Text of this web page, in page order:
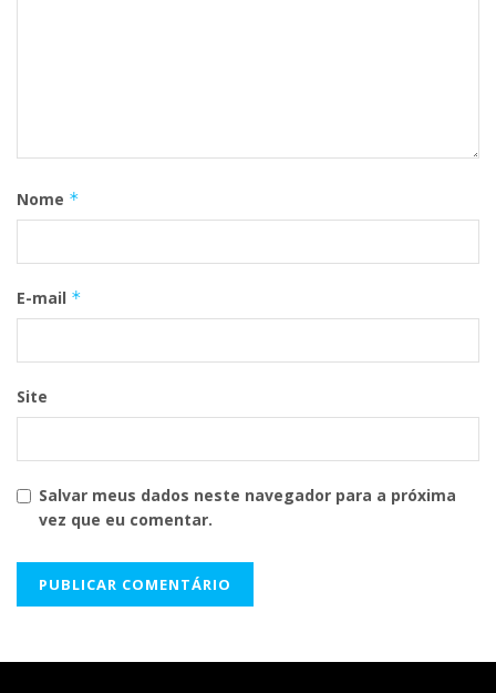
Nome *
E-mail *
Site
Salvar meus dados neste navegador para a próxima
vez que eu comentar.